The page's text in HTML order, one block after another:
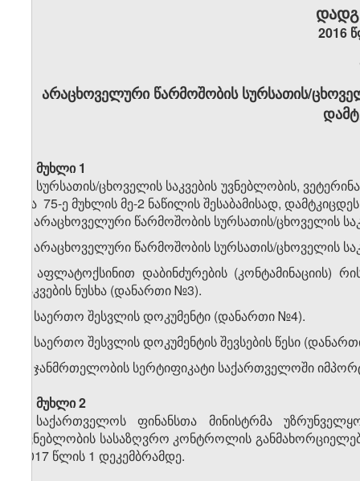
2016
არაცხოველური წარმოშობის სურსათის/
მუხლი 1
სურსათის/ცხოველის საკვების უვნებლობის,
და 75-ე მუხლის მე-2 ნაწილის შესაბამისად,
1. არაცხოველური წარმოშობის სურსათის/ცხოველის
2. არაცხოველური წარმოშობის სურსათის/ცხოველის
3. აფლატოქსინით დაბინძურების (კონტამინაციის)
საკვების ნუსხა (დანართი №3).
4. საერთო შესვლის დოკუმენტი (დანართი №4).
5. საერთო შესვლის დოკუმენტის შევსების წესი
6. ჯანმრთელობის სერტიფიკატი საქართველოში
მუხლი 2
საქართველოს ფინანსთა მინისტრმა
უვნებლობის სასაზღვრო კონტროლის
2017 წლის 1 დეკემბრამდე.